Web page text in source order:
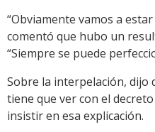
“Obviamente vamos a
comentó que hubo un
“Siempre se puede
Sobre la interpelación, dijo
tiene que ver con el
insistir en esa explicación.